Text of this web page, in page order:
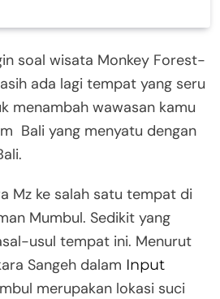
soal wisata Monkey Forest-
ada lagi tempat yang seru
menambah wawasan kamu
Bali yang menyatu dengan
Mz ke salah satu tempat di
Mumbul. Sedikit yang
usul tempat ini. Menurut
Sangeh dalam Input
merupakan lokasi suci